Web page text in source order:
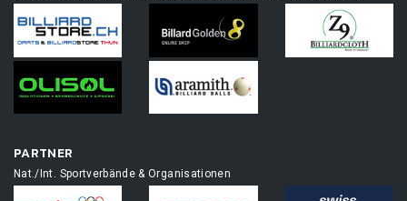
PARTNER
Nat./Int. Sportverbände & Organisationen